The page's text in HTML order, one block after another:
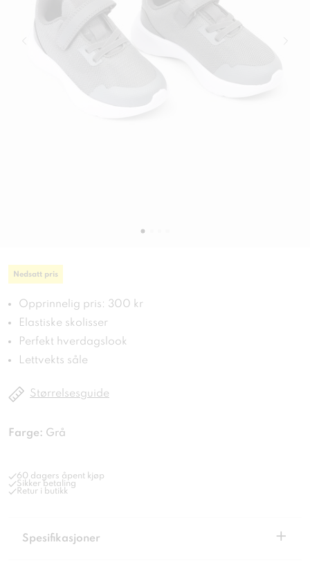
Nedsatt pris
Opprinnelig pris: 300 kr
Elastiske skolisser
Perfekt hverdagslook
Lettvekts såle
Størrelsesguide
Farge: Grå
60 dagers åpent kjøp
Sikker betaling
Retur i butikk
Spesifikasjoner +